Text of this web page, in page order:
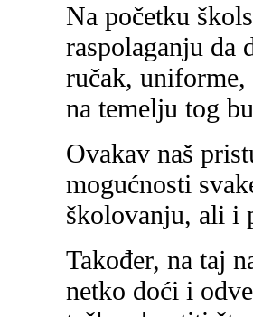
Na početku
raspolaganju da
ručak, uniforme,
na temelju tog
Ovakav naš
mogućnosti
školovanju, ali i
Također, na taj
netko doći i